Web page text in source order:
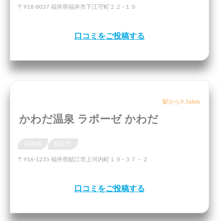
〒918-8037 福井県福井市下江守町２２−１９
口コミをご投稿する
駅から9.56km
かわだ温泉 ラポーゼ かわだ
〒916-1235 福井県鯖江市上河内町１９−３７－２
口コミをご投稿する